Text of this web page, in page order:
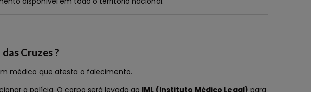
Cruzes ?
médico que atesta o falecimento.
a polícia. O corpo será levado ao IML (Instituto Médico Legal) para